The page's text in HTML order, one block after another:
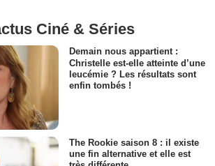
Ciné & Séries
Demain nous appartient :
Christelle est-elle atteinte d’une
leucémie ? Les résultats sont
enfin tombés !
The Rookie saison 8 : il existe
une fin alternative et elle est